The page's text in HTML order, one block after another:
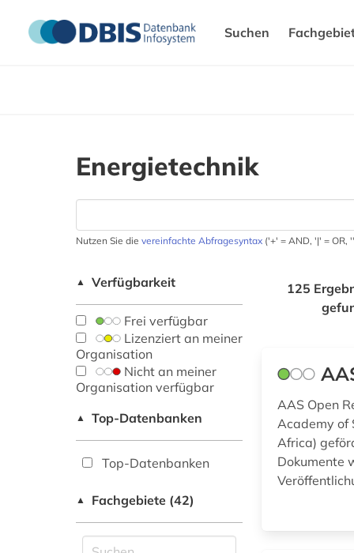
Suchen
Energietechnik
Nutzen Sie die vereinfachte Abfragesyntax ('+' = AND, '|' = OR,
▲ Verfügbarkeit
Frei verfügbar
Lizenziert an meiner
Organisation
Nicht an meiner
Organisation verfügbar
▲ Top-Datenbanken
Top-Datenbanken
▲ Fachgebiete (42)
125
AAS Open
Academy of
Africa)
Dokumente